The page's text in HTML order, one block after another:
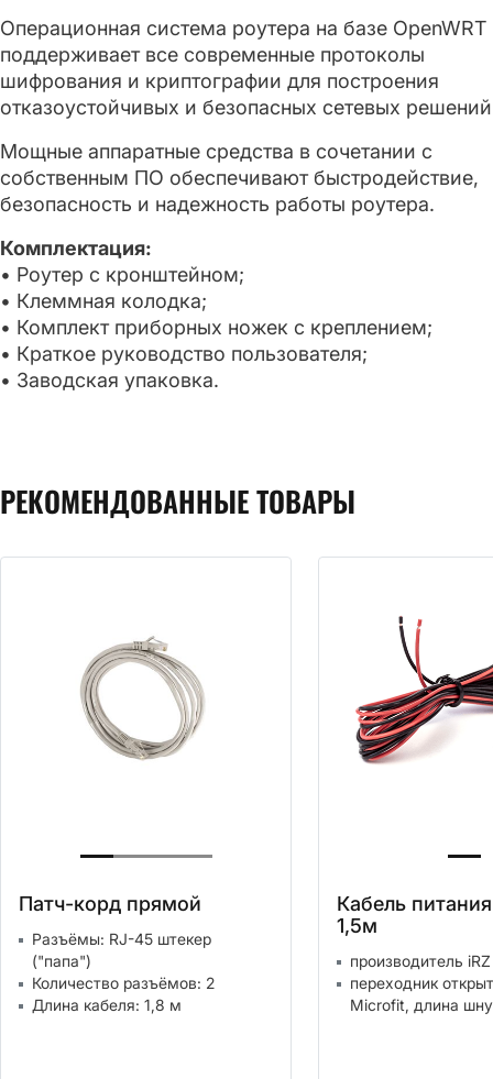
Операционная система роутера на базе OpenWRT
поддерживает все современные протоколы
шифрования и криптографии для построения
отказоустойчивых и безопасных сетевых
Мощные аппаратные средства в сочетании с
собственным ПО обеспечивают быстродействие,
безопасность и надежность работы роутера.
Комплектация:
• Роутер с кронштейном;
• Клеммная колодка;
• Комплект приборных ножек с креплением;
• Краткое руководство пользователя;
• Заводская упаковка.
РЕКОМЕНДОВАННЫЕ ТОВАРЫ
Патч-корд прямой
Разъёмы: RJ-45 штекер
("папа")
Количество разъёмов: 2
Длина кабеля: 1,8 м
Кабель
1,5м
производитель iRZ
переходник
Microfit, длина